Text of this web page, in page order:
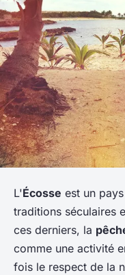
L'Écosse est un
traditions séculaires
ces derniers, la
comme une activité
fois le respect de la